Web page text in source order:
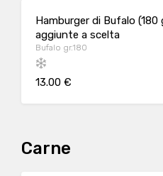
Hamburger di Bufalo (180
aggiunte a scelta
Bufalo gr.180
13.00 €
Carne